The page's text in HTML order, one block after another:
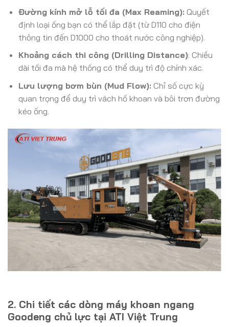
Đường kính mở lỗ tối đa (Max Reaming): Quyết
định loại ống bạn có thể lắp đặt (từ D110 cho điện
thông tin đến D1000 cho thoát nước công nghiệp).
Khoảng cách thi công (Drilling Distance): Chiều
dài tối đa mà hệ thống có thể duy trì độ chính xác.
Lưu lượng bơm bùn (Mud Flow): Chỉ số cực kỳ
quan trọng để duy trì vách hố khoan và bôi trơn đường
kéo ống.
2. Chi tiết các dòng máy khoan ngang
Goodeng chủ lực tại ATI Việt Trung